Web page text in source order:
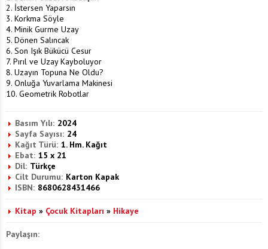
2. İstersen Yaparsın
3. Korkma Söyle
4. Minik Gurme Uzay
5. Dönen Salıncak
6. Son Işık Bükücü Cesur
7. Pırıl ve Uzay Kayboluyor
8. Uzayın Topuna Ne Oldu?
9. Onluğa Yuvarlama Makinesi
10. Geometrik Robotlar
Basım Yılı: 2024
Sayfa Sayısı: 24
Kağıt Türü: 1. Hm. Kağıt
Ebat: 15 x 21
Dil: Türkçe
Cilt Durumu: Karton Kapak
ISBN: 8680628431466
Kitap » Çocuk Kitapları » Hikaye
Paylaşın: